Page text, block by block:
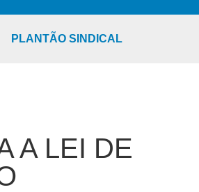
PLANTÃO SINDICAL
A LEI DE